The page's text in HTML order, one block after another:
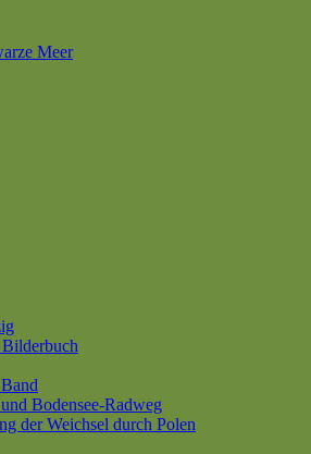
Meer
Bodensee-Radweg
der Weichsel durch Polen